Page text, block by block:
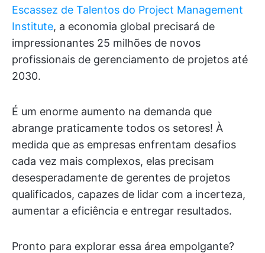
Escassez de Talentos do Project Management
Institute, a economia global precisará de
impressionantes 25 milhões de novos
profissionais de gerenciamento de projetos até
2030.
É um enorme aumento na demanda que
abrange praticamente todos os setores! À
medida que as empresas enfrentam desafios
cada vez mais complexos, elas precisam
desesperadamente de gerentes de projetos
qualificados, capazes de lidar com a incerteza,
aumentar a eficiência e entregar resultados.
Pronto para explorar essa área empolgante?